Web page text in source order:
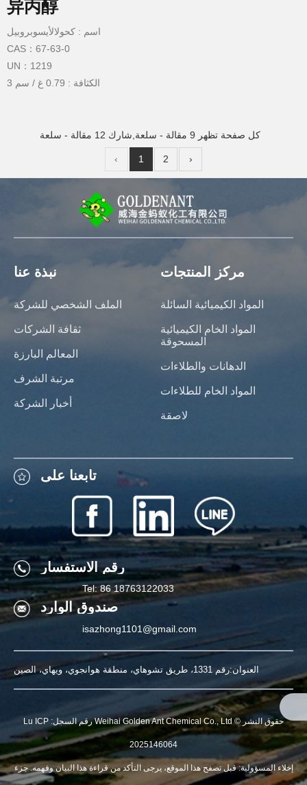
异丙醇
اسم : كحولالأيسوبروبيل
CAS：67-63-0
UN：1219
الكثافة : 0.79 غ / سم 3
نقطة الوميض : 11.7 درجة مئوية
كل صفحة تظهر 9 مقالة - سلعة,شارك 12 مقالة - سلعة
‹ 1 2 ›
تابعنا على
رقم الاستفسار
Mail:isazhong1101@gmail.c
om
نبذة عنا
الملف الشخصي للشركة
ثقافة الشركات
المعالم البارزة
مرتبة الشرف
أخبار الشركة
مركز المنتجات
المواد الكيميائية السائلة
المواد الخام الكيميائية
المسحوقة
الدهانات والطلاءات
المواد الخام للطلاءات
لاصقة
تابعنا على
رقم الاستفسار
Tel: 86 18763122033
صندوق الوارد
isazhong1101@gmail.com
العنوان:رقم 1331، طريق تشوهاي، منطقة هوانجوي، ويهاي، الصين
حقوق النشر © Weihai Golden Ant Chemical Co., Ltd رقم السجل: Lu ICP
2025146064
إخلاء المسؤولية: قبل تصفح هذا الموقع، يرجى التأكد من قراءة هذا البيان وفهمه. جزء